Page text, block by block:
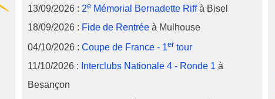
13/09/2026 : 2eMémorial Bernadette Riffà Bisel
18/09/2026 : Fide de Rentréeà Mulhouse
04/10/2026 : Coupe de France - 1er tour
11/10/2026 : Interclubs Nationale 4 - Ronde 1 à
Besançon